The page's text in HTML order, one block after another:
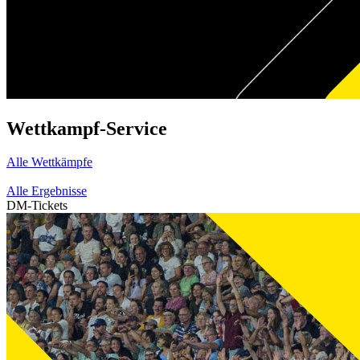
Wettkampf-Service
Alle Wettkämpfe
Alle Ergebnisse
DM-Tickets